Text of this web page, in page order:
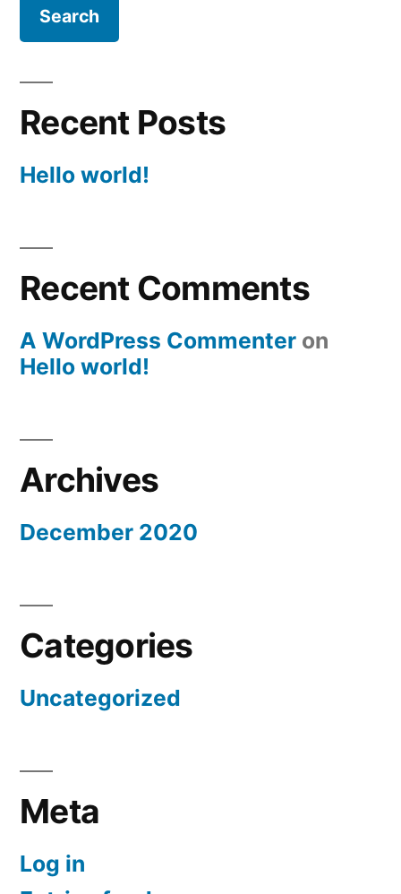
Recent Posts
Hello world!
Recent Comments
A WordPress Commenter on
Hello world!
Archives
December 2020
Categories
Uncategorized
Meta
Log in